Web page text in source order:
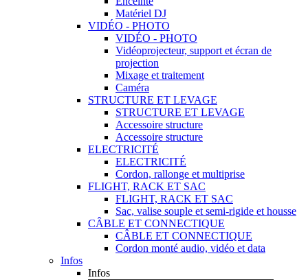
Matériel DJ
VIDÉO - PHOTO
VIDÉO - PHOTO
Vidéoprojecteur, support et écran de
projection
Mixage et traitement
Caméra
STRUCTURE ET LEVAGE
STRUCTURE ET LEVAGE
Accessoire structure
Accessoire structure
ELECTRICITÉ
ELECTRICITÉ
Cordon, rallonge et multiprise
FLIGHT, RACK ET SAC
FLIGHT, RACK ET SAC
Sac, valise souple et semi-rigide et housse
CÂBLE ET CONNECTIQUE
CÂBLE ET CONNECTIQUE
Cordon monté audio, vidéo et data
Infos
Infos